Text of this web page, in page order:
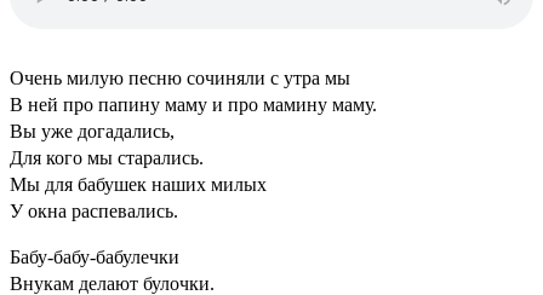
Очень милую песню сочиняли с утра мы
В ней про папину маму и про мамину маму.
Вы уже догадались,
Для кого мы старались.
Мы для бабушек наших милых
У окна распевались.
Бабу-бабу-бабулечки
Внукам делают булочки.